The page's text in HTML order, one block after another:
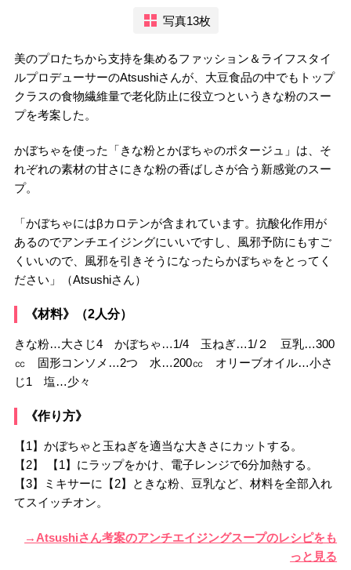
写真13枚
美のプロたちから支持を集めるファッション＆ライフスタイ
ルプロデューサーのAtsushiさんが、大豆食品の中でもトップ
クラスの食物繊維量で老化防止に役立つというきな粉のスー
プを考案した。
かぼちゃを使った「きな粉とかぼちゃのポタージュ」は、そ
れぞれの素材の甘さにきな粉の香ばしさが合う新感覚のスー
プ。
「かぼちゃにはβカロテンが含まれています。抗酸化作用が
あるのでアンチエイジングにいいですし、風邪予防にもすご
くいいので、風邪を引きそうになったらかぼちゃをとってく
ださい」（Atsushiさん）
《材料》（2人分）
きな粉…大さじ4 かぼちゃ…1/4 玉ねぎ…1/２ 豆乳…300
㏄ 固形コンソメ…2つ 水…200㏄ オリーブオイル…小さ
じ1 塩…少々
《作り方》
【1】かぼちゃと玉ねぎを適当な大きさにカットする。
【2】 【1】にラップをかけ、電子レンジで6分加熱する。
【3】ミキサーに【2】ときな粉、豆乳など、材料を全部入れ
てスイッチオン。
→Atsushiさん考案のアンチエイジングスープのレシピをも
っと見る